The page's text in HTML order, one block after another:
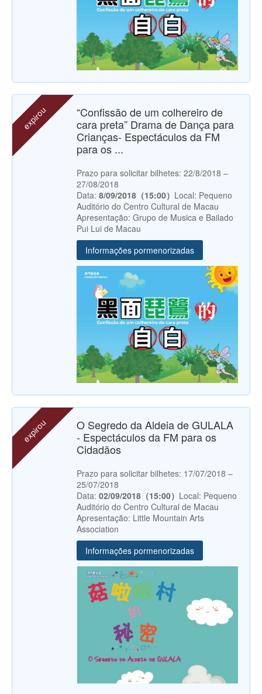
expirou
“Confissão de um colhereiro de
cara preta” Drama de Dança para
Crianças- Espectáculos da FM
para os ...
Prazo para solicitar bilhetes: 22/8/2018 –
27/08/2018
Data: 8/09/2018（15:00） Local: Pequeno
Auditório do Centro Cultural de Macau
Apresentação: Grupo de Musica e Bailado
Pui Lui de Macau
Informações pormenorizadas
expirou
O Segredo da Aldeia de GULALA
- Espectáculos da FM para os
Cidadãos
Prazo para solicitar bilhetes: 17/07/2018 –
25/07/2018
Data: 02/09/2018（15:00） Local: Pequeno
Auditório do Centro Cultural de Macau
Apresentação: Little Mountain Arts
Association
Informações pormenorizadas